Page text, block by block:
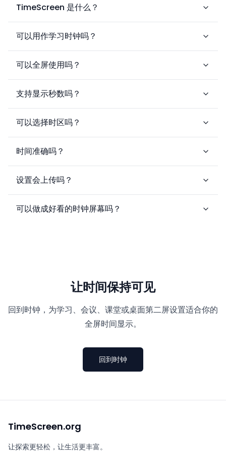
TimeScreen 是什么？
可以用作学习时钟吗？
可以全屏使用吗？
支持显示秒数吗？
可以选择时区吗？
时间准确吗？
设置会上传吗？
可以做成好看的时钟屏幕吗？
让时间保持可见
回到时钟，为学习、会议、课堂或桌面第二屏设置适合你的
全屏时间显示。
回到时钟
TimeScreen.org
让探索更轻松，让生活更丰富。